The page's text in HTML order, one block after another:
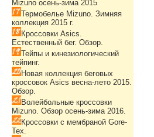
Mizuno осень-зима 2015
Термобелье Mizuno. Зимняя
коллекция 2015 г.
Кроссовки Asics.
Естественный бег. Обзор.
Тейпы и кинезиологический
тейпинг.
Новая коллекция беговых
кроссовок Asics весна-лето 2015.
Обзор.
Волейбольные кроссовки
Mizuno. Обзор осень-зима 2016.
Кроссовки с мембраной Gore-
Tex.